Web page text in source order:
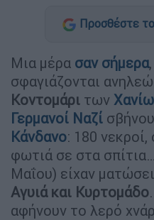
Προσθέστε
Μια μέρα σαν σήμερα
σφαγιάζονται
Κοντομάρι των
Γερμανοί Ναζί
Κάνδανο: 180
φωτιά σε στα
Μαΐου) είχαν
Αγυιά και Κυρτομάδο
αφήνουν το λερό